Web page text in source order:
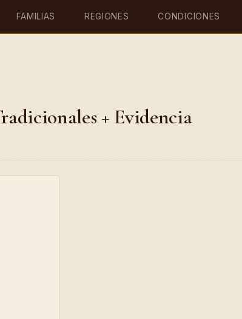
FAMILIAS REGIONES CONDICIONES
+ Evidencia